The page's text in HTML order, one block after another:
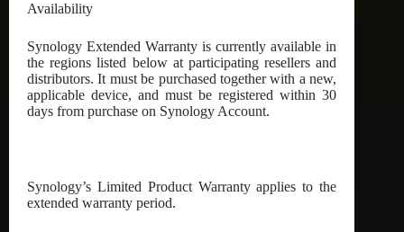
Availability
Synology Extended Warranty is currently available in
the regions listed below at participating resellers and
distributors. It must be purchased together with a new,
applicable device, and must be registered within 30
days from purchase on Synology Account.
Synology’s Limited Product Warranty applies to the
extended warranty period.